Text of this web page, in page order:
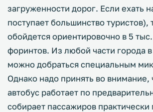
загруженности дорог. Если ехать
поступает большинство туристов),
обойдется ориентировочно в 5
форинтов. Из любой части города
можно добраться специальным
Однако надо принять во внимание,
автобус работает по
собирает пассажиров практически